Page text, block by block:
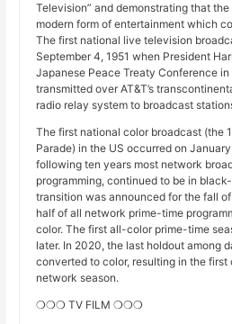
Television” and demonstrating that
modern form of entertainment which
The first national live television
September 4, 1951 when President
Japanese Peace Treaty Conference
transmitted over AT&T’s
radio relay system to broadcast
The first national color broadcast (the
Parade) in the US occurred on
following ten years most network
programming, continued to be in
transition was announced for the fall
half of all network prime-time
color. The first all-color prime-time
later. In 2020, the last holdout among
converted to color, resulting in the
network season.
❍❍❍ TV FILM ❍❍❍